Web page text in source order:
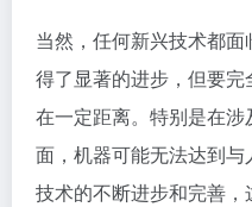
当然，任何新兴技术都
得了显著的进步，但要
在一定距离。特别是在
面，机器可能无法达到
技术的不断进步和完善